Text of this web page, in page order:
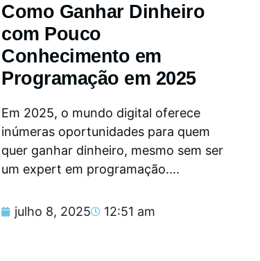
Como Ganhar Dinheiro
com Pouco
Conhecimento em
Programação em 2025
Em 2025, o mundo digital oferece
inúmeras oportunidades para quem
quer ganhar dinheiro, mesmo sem ser
um expert em programação....
julho 8, 2025 12:51 am